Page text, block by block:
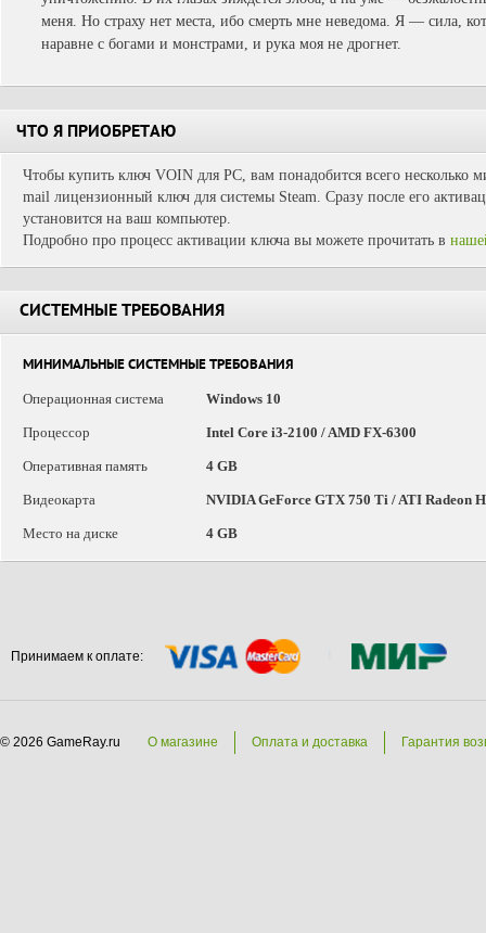
меня. Но страху нет места, ибо смерть мне неведома. Я — сила,
наравне с богами и монстрами, и рука моя не дрогнет.
ЧТО Я ПРИОБРЕТАЮ
Чтобы купить ключ VOIN для PC, вам понадобится всего несколько
mail лицензионный ключ для системы Steam. Сразу после его
установится на ваш компьютер.
Подробно про процесс активации ключа вы можете прочитать в
СИСТЕМНЫЕ ТРЕБОВАНИЯ
МИНИМАЛЬНЫЕ СИСТЕМНЫЕ ТРЕБОВАНИЯ
Операционная система
Windows 10
Процессор Intel Core i3-2100 / AMD FX-6300
Оперативная память 4 GB
Видеокарта NVIDIA GeForce GTX 750 Ti / ATI Radeon
Место на диске 4 GB
Принимаем к оплате:
© 2026 GameRay.ru О магазине Оплата и доставка Гарантия